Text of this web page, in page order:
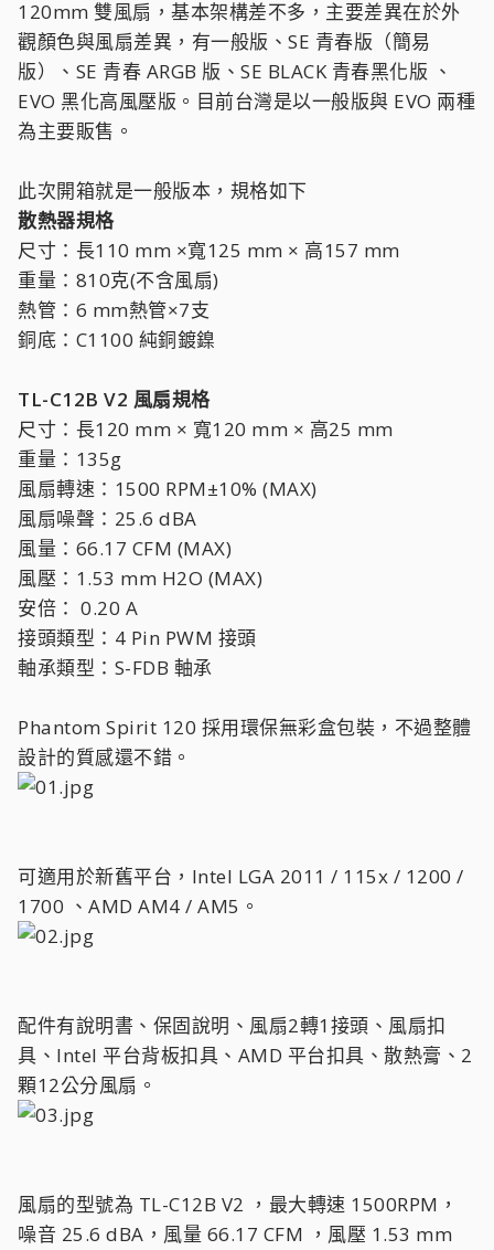
120mm 雙風扇，基本架構差不多，主要差異在於外
觀顏色與風扇差異，有一般版、SE 青春版（簡易
版）、SE 青春 ARGB 版、SE BLACK 青春黑化版 、
EVO 黑化高風壓版。目前台灣是以一般版與 EVO 兩種
為主要販售。
此次開箱就是一般版本，規格如下
散熱器規格
尺寸：長110 mm ×寬125 mm × 高157 mm
重量：810克(不含風扇)
熱管：6 mm熱管×7支
銅底：C1100 純銅鍍鎳
TL-C12B V2 風扇規格
尺寸：長120 mm × 寬120 mm × 高25 mm
重量：135g
風扇轉速：1500 RPM±10% (MAX)
風扇噪聲：25.6 dBA
風量：66.17 CFM (MAX)
風壓：1.53 mm H2O (MAX)
安倍： 0.20 A
接頭類型：4 Pin PWM 接頭
軸承類型：S-FDB 軸承
Phantom Spirit 120 採用環保無彩盒包裝，不過整體
設計的質感還不錯。
可適用於新舊平台，Intel LGA 2011 / 115x / 1200 /
1700 、AMD AM4 / AM5。
配件有說明書、保固說明、風扇2轉1接頭、風扇扣
具、Intel 平台背板扣具、AMD 平台扣具、散熱膏、2
顆12公分風扇。
風扇的型號為 TL-C12B V2 ，最大轉速 1500RPM，
噪音 25.6 dBA，風量 66.17 CFM ，風壓 1.53 mm